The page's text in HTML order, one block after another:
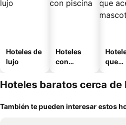
Hoteles de
lujo
Hoteles
con
que
Hoteles baratos cerca de
También te pueden interesar estos